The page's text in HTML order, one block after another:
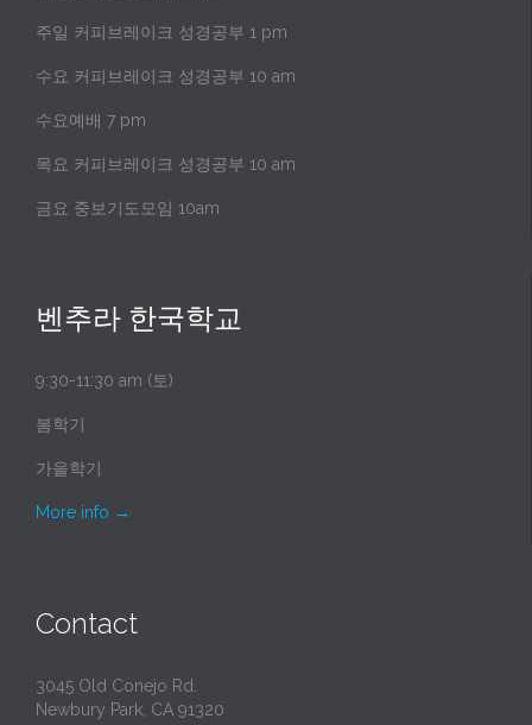
주일 커피브레이크 성경공부 1 pm
수요 커피브레이크 성경공부 10 am
수요예배 7 pm
목요 커피브레이크 성경공부 10 am
금요 중보기도모임 10am
벤추라 한국학교
9:30-11:30 am (토)
봄학기
가을학기
More info →
Contact
3045 Old Conejo Rd.
Newbury Park, CA 91320